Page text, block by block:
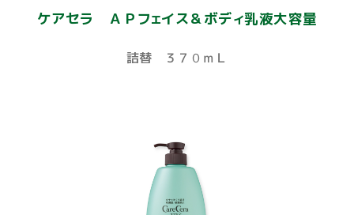
ケアセラ ＡＰフェイス＆ボディ乳液大容量
詰替 ３７０ｍＬ